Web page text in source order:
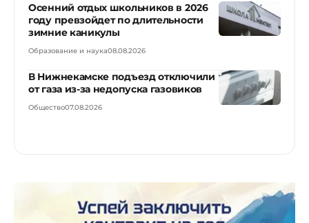
Осенний отдых школьников в 2026
году превзойдет по длительности
зимние каникулы
Образование и наука08.08.2026
В Нижнекамске подъезд отключили
от газа из-за недопуска газовиков
Общество07.08.2026